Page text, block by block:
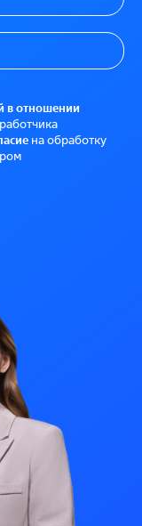
в отношении
на обработку